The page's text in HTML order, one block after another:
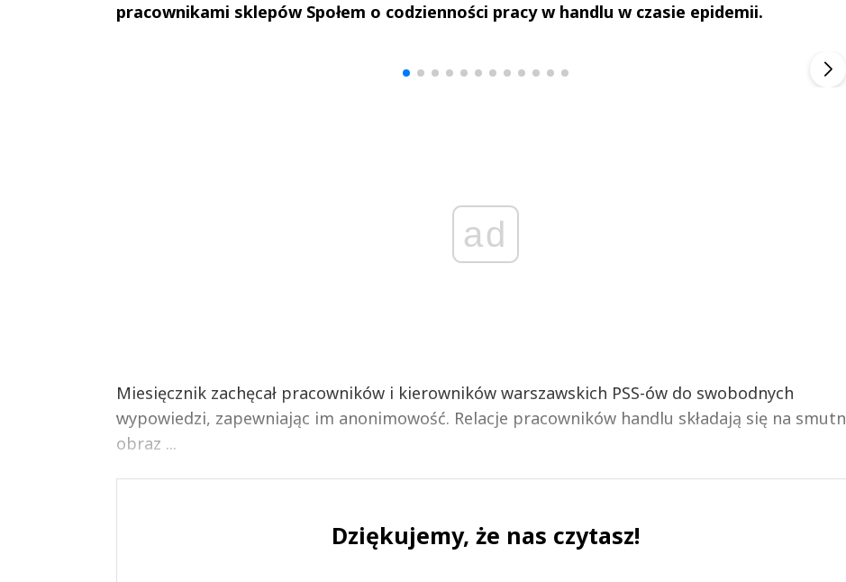
pracownikami sklepów Społem o codzienności pracy w handlu w czasie epidemii.
ad
Miesięcznik zachęcał pracowników i kierowników warszawskich PSS-ów do swobodnych
wypowiedzi, zapewniając im anonimowość. Relacje pracowników handlu składają się na
obraz ...
Dziękujemy, że nas czytasz!
Andrzej i Marta
Marta i Andrzej